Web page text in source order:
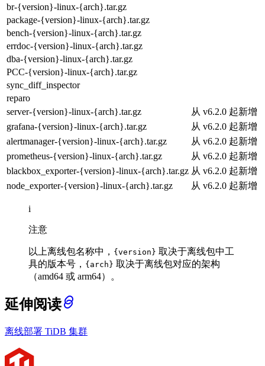
br-{version}-linux-{arch}.tar.gz
package-{version}-linux-{arch}.tar.gz
bench-{version}-linux-{arch}.tar.gz
errdoc-{version}-linux-{arch}.tar.gz
dba-{version}-linux-{arch}.tar.gz
PCC-{version}-linux-{arch}.tar.gz
sync_diff_inspector
reparo
server-{version}-linux-{arch}.tar.gz
从 v6.2.0 起新增
grafana-{version}-linux-{arch}.tar.gz
从 v6.2.0 起新增
alertmanager-{version}-linux-{arch}.tar.gz
从 v6.2.0 起新增
prometheus-{version}-linux-{arch}.tar.gz
从 v6.2.0 起新增
blackbox_exporter-{version}-linux-{arch}.tar.gz 从 v6.2.0 起新增
node_exporter-{version}-linux-{arch}.tar.gz
从 v6.2.0 起新增
i
注意
以上离线包名称中， {version} 取决于离线包中工
具的版本号， {arch} 取决于离线包对应的架构
（amd64 或 arm64）。
延伸阅读
离线部署 TiDB 集群